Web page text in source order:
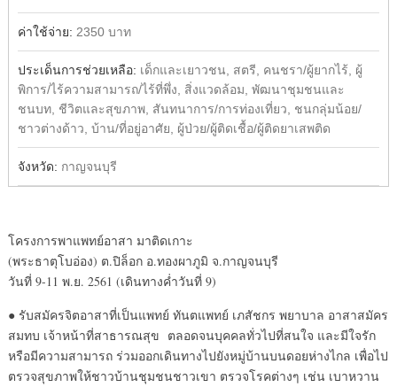
ค่าใช้จ่าย: 2350 บาท
ประเด็นการช่วยเหลือ: เด็กและเยาวชน, สตรี, คนชรา/ผู้ยากไร้, ผู้
พิการ/ไร้ความสามารถ/ไร้ที่พึ่ง, สิ่งแวดล้อม, พัฒนาชุมชนและ
ชนบท, ชีวิตและสุขภาพ, สันทนาการ/การท่องเที่ยว, ชนกลุ่มน้อย/
ชาวต่างด้าว, บ้าน/ที่อยู่อาศัย, ผู้ป่วย/ผู้ติดเชื้อ/ผู้ติดยาเสพติด
จังหวัด: กาญจนบุรี
โครงการพาแพทย์อาสา มาติดเกาะ
(พระธาตุโบอ่อง) ต.ปิล็อก อ.ทองผาภูมิ จ.กาญจนบุรี
วันที่ 9-11 พ.ย. 2561 (เดินทางค่ำวันที่ 9)
● รับสมัครจิตอาสาที่เป็นแพทย์ ทันตแพทย์ เภสัชกร พยาบาล อาสาสมัคร
สมทบ เจ้าหน้าที่สาธารณสุข ตลอดจนบุคคลทั่วไปที่สนใจ และมีใจรัก
หรือมีความสามารถ ร่วมออกเดินทางไปยังหมู่บ้านบนดอยห่างไกล เพื่อไป
ตรวจสุขภาพให้ชาวบ้านชุมชนชาวเขา ตรวจโรคต่างๆ เช่น เบาหวาน